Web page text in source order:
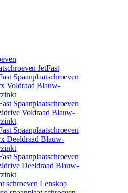
JetFast
Spaanplaatschroeven
Voldraad Blauw-
Spaanplaatschroeven
Voldraad Blauw-
Spaanplaatschroeven
Deeldraad Blauw-
Spaanplaatschroeven
Deeldraad Blauw-
schroeven Lenskop